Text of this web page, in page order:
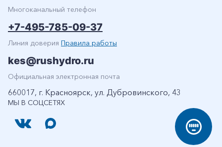
МЫ В СОЦСЕТЯХ
Многоканальный телефон
+7-495-785-09-37
Линия доверия Правила работы
kes@rushydro.ru
Официальная электронная почта
660017, г. Красноярск, ул. Дубровинского, 43